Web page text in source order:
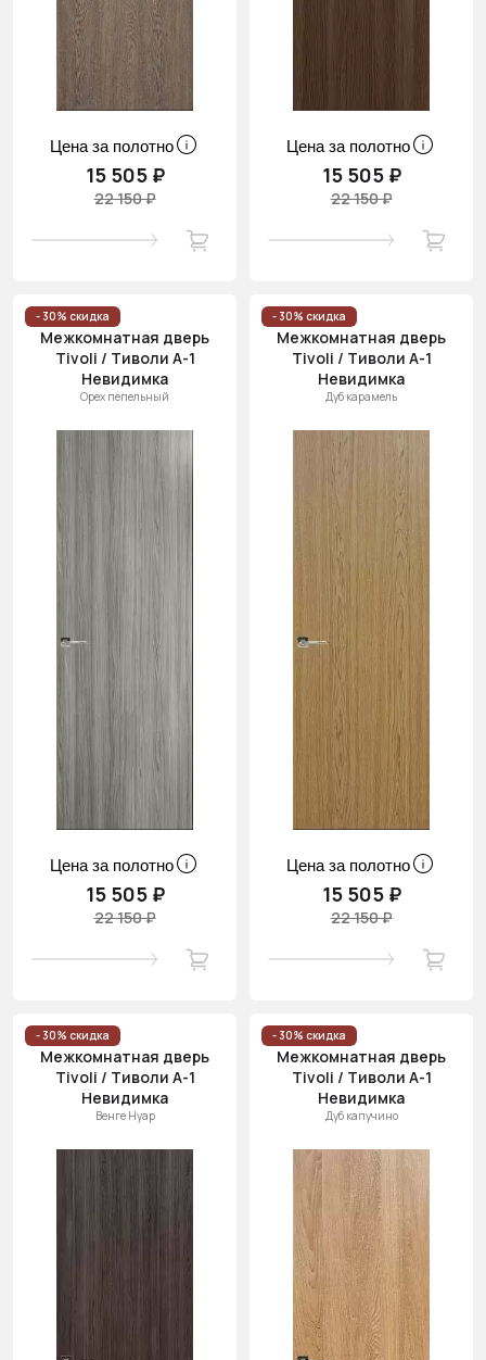
Цена за полотно
15 505 ₽
22 150 ₽
Цена за полотно
15 505 ₽
22 150 ₽
- 30% скидка
Межкомнатная дверь
Tivoli / Тиволи А-1
Невидимка
Орех пепельный
Цена за полотно
15 505 ₽
22 150 ₽
- 30% скидка
Межкомнатная дверь
Tivoli / Тиволи А-1
Невидимка
Дуб карамель
Цена за полотно
15 505 ₽
22 150 ₽
- 30% скидка
Межкомнатная дверь
Tivoli / Тиволи А-1
Невидимка
Венге Нуар
- 30% скидка
Межкомнатная дверь
Tivoli / Тиволи А-1
Невидимка
Дуб капучино